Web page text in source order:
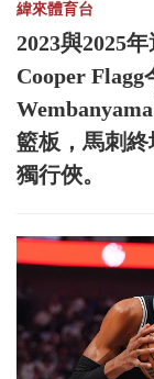
緯來體育台
2023與2025
Cooper Flagg
籃板，馬刺終
獨行俠。